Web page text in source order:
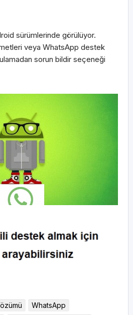
sürümlerinde görülüyor.
veya WhatsApp destek
sorun bildir seçeneği
WhatsApp